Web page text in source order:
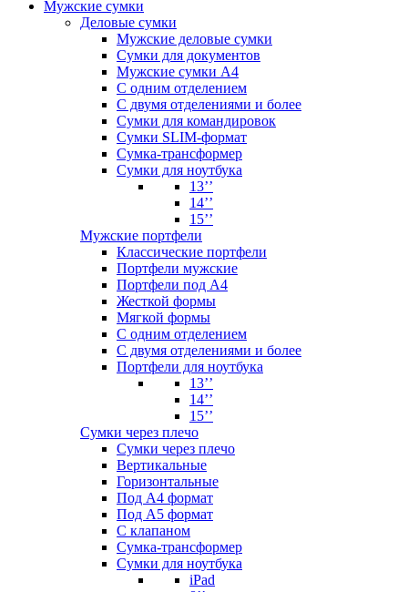
Мужские сумки
Деловые сумки
Мужские деловые сумки
Сумки для документов
Мужские сумки А4
С одним отделением
С двумя отделениями и более
Сумки для командировок
Сумки SLIM-формат
Сумка-трансформер
Сумки для ноутбука
13’’
14’’
15’’
Мужские портфели
Классические портфели
Портфели мужские
Портфели под А4
Жесткой формы
Мягкой формы
С одним отделением
С двумя отделениями и более
Портфели для ноутбука
13’’
14’’
15’’
Сумки через плечо
Сумки через плечо
Вертикальные
Горизонтальные
Под А4 формат
Под А5 формат
С клапаном
Сумка-трансформер
Сумки для ноутбука
iPad